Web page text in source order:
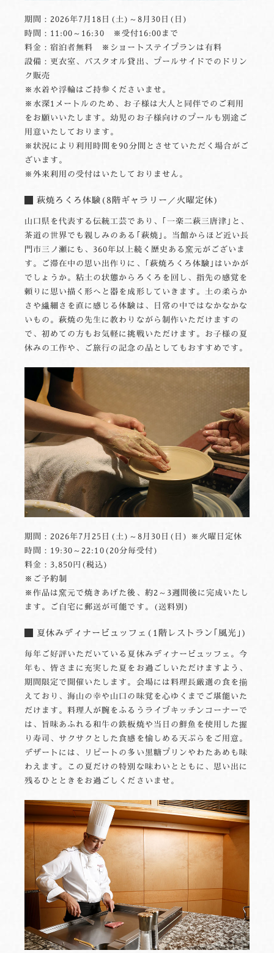
期間：2026年7月18日(土)～8月30日(日)
時間：11:00～16:30 ※受付16:00まで
料金：宿泊者無料 ※ショートステイプランは有料
設備：更衣室、バスタオル貸出、プールサイドでのドリン
ク販売
※水着や浮輪はご持参くださいませ。
※水深1メートルのため、お子様は大人と同伴でのご利用
をお願いいたします。幼児のお子様向けのプールも別途ご
用意いたしております。
※状況により利用時間を90分間とさせていただく場合がご
ざいます。
※外来利用の受付はいたしておりません。
萩焼ろくろ体験(8階ギャラリー／火曜定休)
山口県を代表する伝統工芸であり、｢一楽二萩三唐津｣と、
茶道の世界でも親しみのある｢萩焼｣。当館からほど近い長
門市三ノ瀬にも、360年以上続く歴史ある窯元がございま
す。ご滞在中の思い出作りに、｢萩焼ろくろ体験｣はいかが
でしょうか。粘土の状態からろくろを回し、指先の感覚を
頼りに思い描く形へと器を成形していきます。土の柔らか
さや繊細さを直に感じる体験は、日常の中ではなかなかな
いもの。萩焼の先生に教わりながら制作いただけますの
で、初めての方もお気軽に挑戦いただけます。お子様の夏
休みの工作や、ご旅行の記念の品としてもおすすめです。
期間：2026年7月25日(土)～8月30日(日) ※火曜日定休
時間：19:30～22:10(20分毎受付)
料金：3,850円(税込)
※ご予約制
※作品は窯元で焼きあげた後、約2～3週間後に完成いたし
ます。ご自宅に郵送が可能です。(送料別)
夏休みディナービュッフェ(1階レストラン｢風光｣)
毎年ご好評いただいている夏休みディナービュッフェ。今
年も、皆さまに充実した夏をお過ごしいただけますよう、
期間限定で開催いたします。会場には料理長厳選の食を揃
えており、海山の幸や山口の味覚を心ゆくまでご堪能いた
だけます。料理人が腕をふるうライブキッチンコーナーで
は、旨味あふれる和牛の鉄板焼や当日の鮮魚を使用した握
り寿司、サクサクとした食感を愉しめる天ぷらをご用意。
デザートには、リピートの多い黒糖プリンやわたあめも味
わえます。この夏だけの特別な味わいとともに、思い出に
残るひとときをお過ごしくださいませ。